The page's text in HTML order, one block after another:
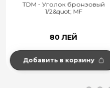
TDM - Уголок бронзовый
1/2&quot; MF
80 ЛЕЙ
Добавить в корзину